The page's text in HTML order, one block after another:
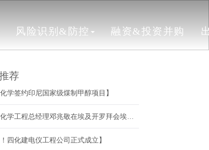
风险识别&防控 融资&投资并购
荐
化学签约印尼国家级煤制甲醇项目】
！四化建电仪工程公司正式成立】